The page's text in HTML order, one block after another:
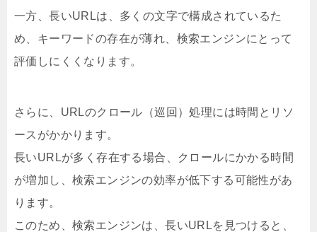
一方、長いURLは、多くの文字で構成されているた
め、キーワードの存在が薄れ、検索エンジンにとって
評価しにくくなります。
さらに、URLのクロール（巡回）処理には時間とリソ
ースがかかります。
長いURLが多く存在する場合、クロールにかかる時間
が増加し、検索エンジンの効率が低下する可能性があ
ります。
このため、検索エンジンは、長いURLを見つけると、